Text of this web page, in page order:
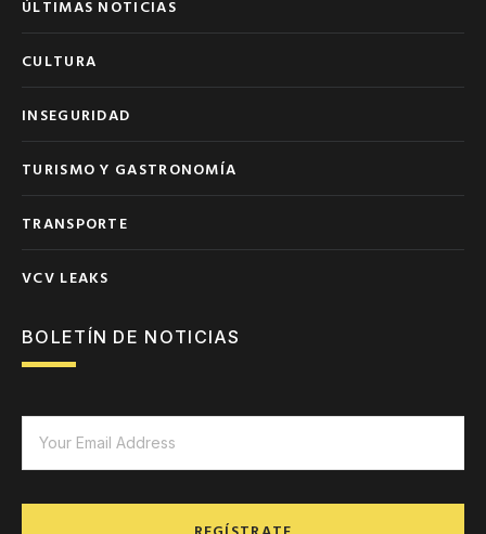
ÚLTIMAS NOTICIAS
CULTURA
INSEGURIDAD
TURISMO Y GASTRONOMÍA
TRANSPORTE
VCV LEAKS
BOLETÍN DE NOTICIAS